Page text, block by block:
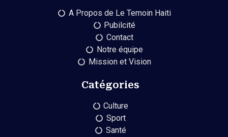
A Propos de Le Temoin Haiti
Pubilcité
Contact
Notre équipe
Mission et Vision
Catégories
Culture
Sport
Santé